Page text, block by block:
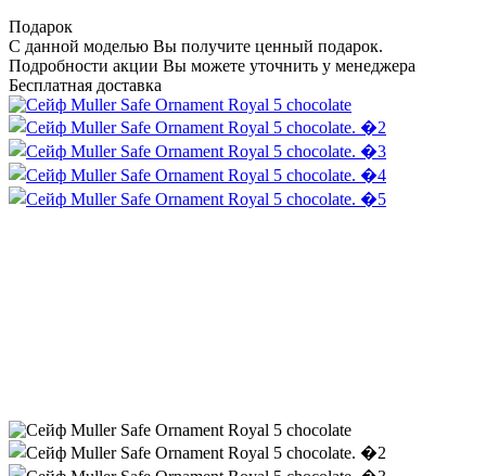
Подарок
С данной моделью Вы получите ценный подарок.
Подробности акции Вы можете уточнить у менеджера
Бесплатная доставка